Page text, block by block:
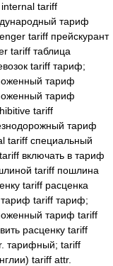
tariff
тариф
tariff прейскурант
tariff таблица
tariff тариф;
тариф
тариф
tariff
тариф
tariff специальный
включать в тариф
tariff пошлина
tariff расценка
tariff тариф;
тариф tariff
расценку tariff
тарифный; tariff
tariff attr.